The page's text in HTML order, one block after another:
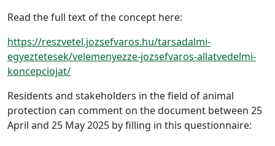
Read the full text of the concept here:
https://reszvetel.jozsefvaros.hu/tarsadalmi-
egyeztetesek/velemenyezze-jozsefvaros-allatvedelmi-
koncepciojat/
Residents and stakeholders in the field of animal
protection can comment on the document between 25
April and 25 May 2025 by filling in this questionnaire: